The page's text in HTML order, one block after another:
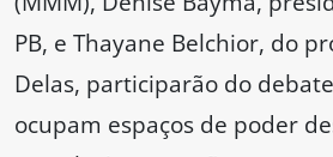
PB, e Thayane Belchior, do
Delas, participarão do
ocupam espaços de poder